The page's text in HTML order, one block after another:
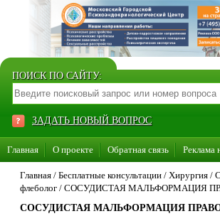
ПОИСК ПО САЙТУ:
ЗАДАТЬ НОВЫЙ ВОПРОС
Главная О проекте Обратная связь Реклама
Стать консультантом нашего сайта
Главная / Бесплатные консультации / Хирургия /
флеболог / СОСУДИСТАЯ МАЛЬФОРМАЦИЯ
СОСУДИСТАЯ МАЛЬФОРМАЦИЯ